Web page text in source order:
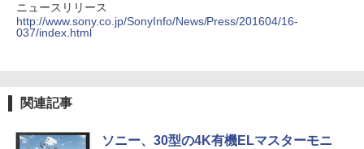
ニュースリリース
http://www.sony.co.jp/SonyInfo/News/Press/201604/16-
037/index.html
関連記事
ソニー、30型の4K有機ELマスターモニ